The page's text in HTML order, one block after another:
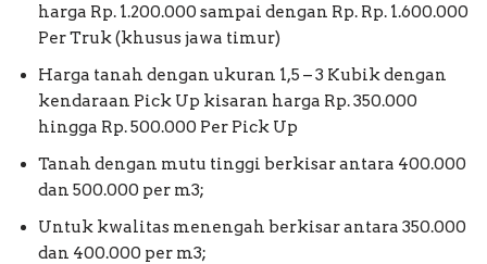
harga Rp. 1.200.000 sampai dengan Rp. Rp. 1.600.000
Per Truk (khusus jawa timur)
Harga tanah dengan ukuran 1,5 – 3 Kubik dengan
kendaraan Pick Up kisaran harga Rp. 350.000
hingga Rp. 500.000 Per Pick Up
Tanah dengan mutu tinggi berkisar antara 400.000
dan 500.000 per m3;
Untuk kwalitas menengah berkisar antara 350.000
dan 400.000 per m3;